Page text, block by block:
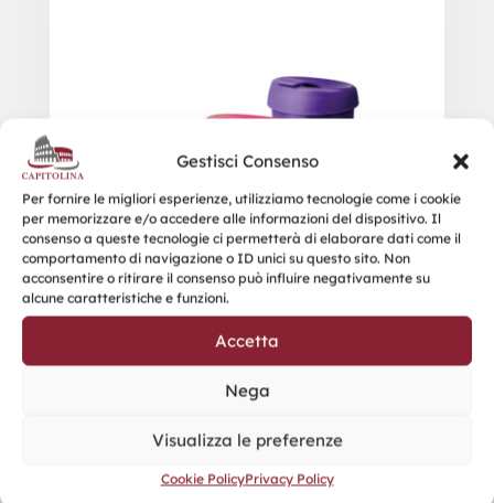
Gestisci Consenso
Per fornire le migliori esperienze, utilizziamo tecnologie come i cookie
per memorizzare e/o accedere alle informazioni del dispositivo. Il
consenso a queste tecnologie ci permetterà di elaborare dati come il
comportamento di navigazione o ID unici su questo sito. Non
acconsentire o ritirare il consenso può influire negativamente su
alcune caratteristiche e funzioni.
Accetta
Nega
Visualizza le preferenze
Cookie PolicyPrivacy Policy